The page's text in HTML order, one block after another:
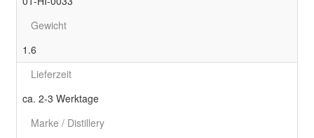
Gewicht
1.6
Lieferzeit
ca. 2-3 Werktage
Marke / Distillery